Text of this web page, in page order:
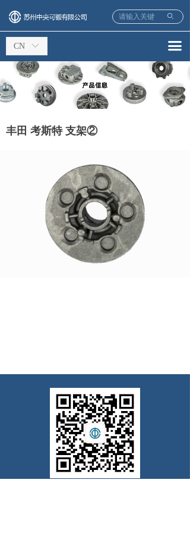
ꄙ
끀
ꀅ
CN
丰田 考斯特 支架②